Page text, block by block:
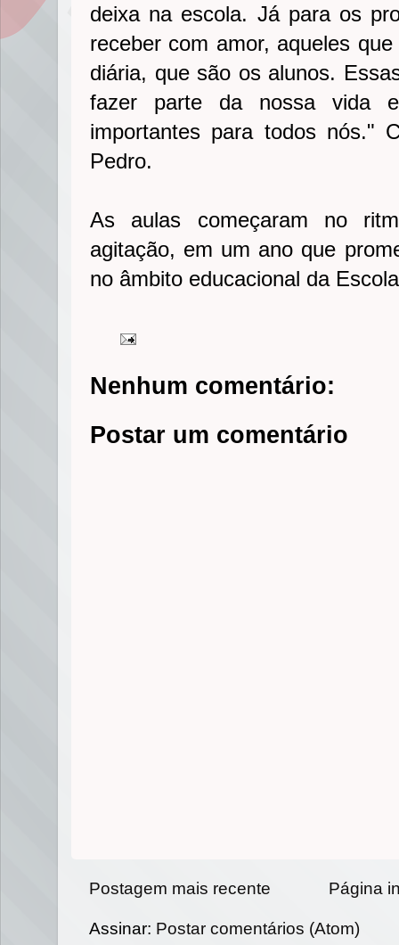
deixa na escola. Já para os
receber com amor, aqueles
diária, que são os alunos.
fazer parte da nossa vida
importantes para todos nós."
Pedro.
As aulas começaram no
agitação, em um ano que
no âmbito educacional da
Nenhum comentário:
Postar um comentário
Postagem mais recente Página
Assinar: Postar comentários (Atom)